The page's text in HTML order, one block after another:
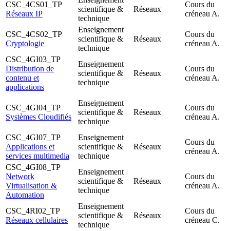
CSC_4CS01_TP
Réseaux IP
scientifique &
technique
Réseaux
Cours du
créneau A.
CSC_4CS02_TP
Cryptologie
Enseignement
scientifique &
technique
Réseaux
Cours du
créneau A.
CSC_4GI03_TP
Distribution de
contenu et
applications
Enseignement
scientifique &
technique
Réseaux
Cours du
créneau A.
CSC_4GI04_TP
Systèmes Cloudifiés
Enseignement
scientifique &
technique
Réseaux
Cours du
créneau A.
CSC_4GI07_TP
Applications et
services multimedia
Enseignement
scientifique &
technique
Réseaux
Cours du
créneau A.
CSC_4GI08_TP
Network
Virtualisation &
Automation
Enseignement
scientifique &
technique
Réseaux
Cours du
créneau A.
CSC_4RI02_TP
Réseaux cellulaires
Enseignement
scientifique &
technique
Réseaux
Cours du
créneau C.